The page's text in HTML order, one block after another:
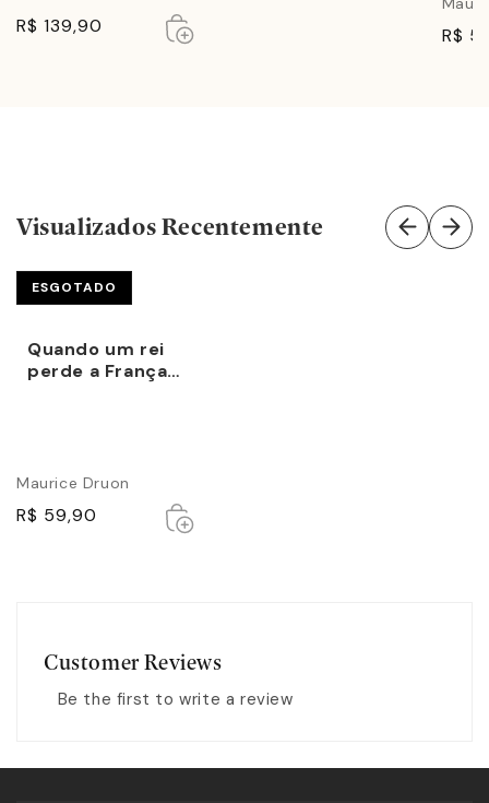
R$ 139,90 Esgotado
Esgotado
R$
Visualizados Recentemente
Quando um rei
perde a França
ESGOTADO
Maurice Druon
R$ 59,90 Esgotado
Esgotado
Customer Reviews
Be the first to write a review